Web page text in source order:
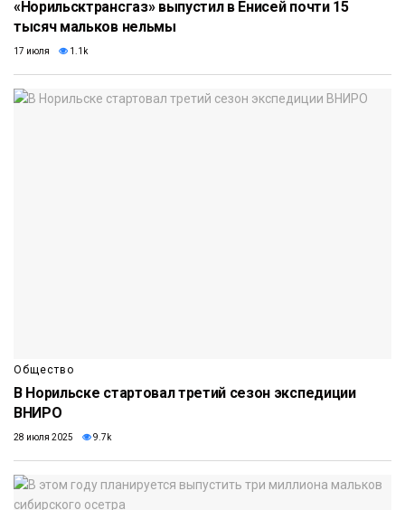
«Норильсктрансгаз» выпустил в Енисей почти 15
тысяч мальков нельмы
17 июля 1.1k
Общество
В Норильске стартовал третий сезон экспедиции
ВНИРО
28 июля 2025 9.7k